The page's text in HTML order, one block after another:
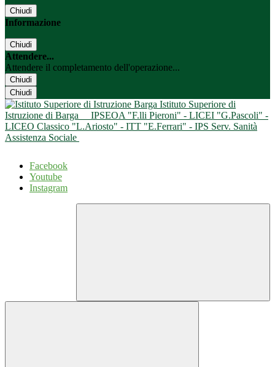
Chiudi
Informazione
Chiudi
Attendere...
Attendere il completamento dell'operazione...
Chiudi
Chiudi
Istituto Superiore di
Istruzione di Barga
IPSEOA "F.lli Pieroni" - LICEI "G.Pascoli" -
LICEO Classico "L.Ariosto" - ITT "E.Ferrari" - IPS Serv. Sanità
Assistenza Sociale
Facebook
Youtube
Instagram